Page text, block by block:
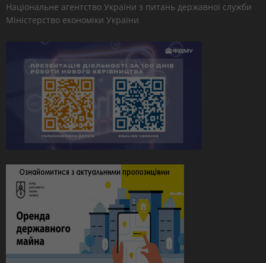
Національне агентство України з питань державної служби
Міністерство економіки України